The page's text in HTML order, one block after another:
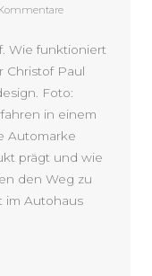
Wie funktioniert
Christof Paul
Foto:
in einem
Automarke
prägt und wie
den Weg zu
im Autohaus